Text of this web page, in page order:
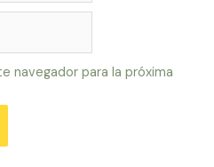
navegador para la próxima